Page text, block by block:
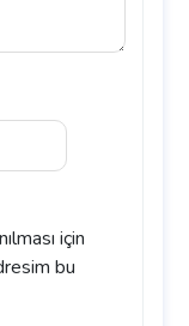
için
bu